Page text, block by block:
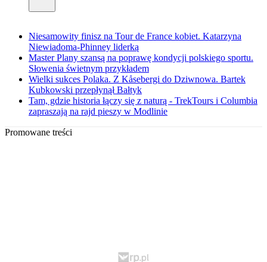
Niesamowity finisz na Tour de France kobiet. Katarzyna
Niewiadoma-Phinney liderką
Master Plany szansą na poprawę kondycji polskiego sportu.
Słowenia świetnym przykładem
Wielki sukces Polaka. Z Kåsebergi do Dziwnowa. Bartek
Kubkowski przepłynął Bałtyk
Tam, gdzie historia łączy się z naturą - TrekTours i Columbia
zapraszają na rajd pieszy w Modlinie
Promowane treści